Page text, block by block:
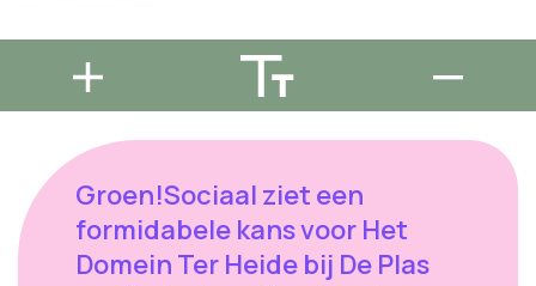
Groen!Sociaal ziet een
formidabele kans voor Het
Domein Ter Heide bij De Plas